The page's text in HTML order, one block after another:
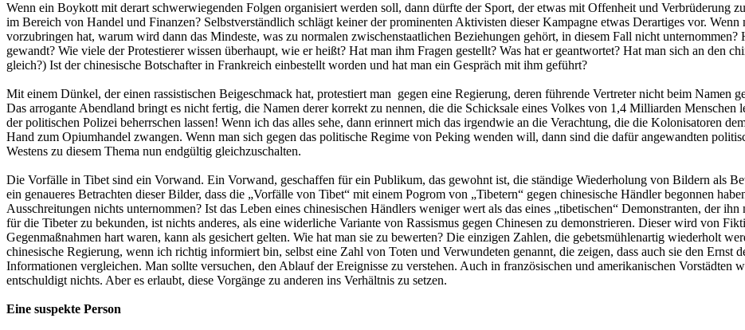
Wenn ein Boykott mit derart schwerwiegenden Folgen organisiert werden soll, dann dürfte der Sport, der etwas mit Offenheit und Verbrüderung
im Bereich von Handel und Finanzen? Selbstverständlich schlägt keiner der prominenten Aktivisten dieser Kampagne etwas Derartiges vor.
vorzubringen hat, warum wird dann das Mindeste, was zu normalen zwischenstaatlichen Beziehungen gehört, in diesem Fall nicht
gewandt? Wie viele der Protestierer wissen überhaupt, wie er heißt? Hat man ihm Fragen gestellt? Was hat er geantwortet? Hat man sich an den
gleich?) Ist der chinesische Botschafter in Frankreich einbestellt worden und hat man ein Gespräch mit ihm geführt?
Mit einem Dünkel, der einen rassistischen Beigeschmack hat, protestiert man gegen eine Regierung, deren führende Vertreter nicht beim Namen
Das arrogante Abendland bringt es nicht fertig, die Namen derer korrekt zu nennen, die die Schicksale eines Volkes von 1,4 Milliarden Menschen
der politischen Polizei beherrschen lassen! Wenn ich das alles sehe, dann erinnert mich das irgendwie an die Verachtung, die die Kolonisatoren
Hand zum Opiumhandel zwangen. Wenn man sich gegen das politische Regime von Peking wenden will, dann sind die dafür angewandten
Westens zu diesem Thema nun endgültig gleichzuschalten.
Die Vorfälle in Tibet sind ein Vorwand. Ein Vorwand, geschaffen für ein Publikum, das gewohnt ist, die ständige Wiederholung von Bildern als
ein genaueres Betrachten dieser Bilder, dass die „Vorfälle von Tibet“ mit einem Pogrom von „Tibetern“ gegen chinesische Händler begonnen
Ausschreitungen nichts unternommen? Ist das Leben eines chinesischen Händlers weniger wert als das eines „tibetischen“ Demonstranten, der
für die Tibeter zu bekunden, ist nichts anderes, als eine widerliche Variante von Rassismus gegen Chinesen zu demonstrieren. Dieser wird von
Gegenmaßnahmen hart waren, kann als gesichert gelten. Wie hat man sie zu bewerten? Die einzigen Zahlen, die gebetsmühlenartig wiederholt
chinesische Regierung, wenn ich richtig informiert bin, selbst eine Zahl von Toten und Verwundeten genannt, die zeigen, dass auch sie den Ernst
Informationen vergleichen. Man sollte versuchen, den Ablauf der Ereignisse zu verstehen. Auch in französischen und amerikanischen Vorstädten
entschuldigt nichts. Aber es erlaubt, diese Vorgänge zu anderen ins Verhältnis zu setzen.
Eine suspekte Person